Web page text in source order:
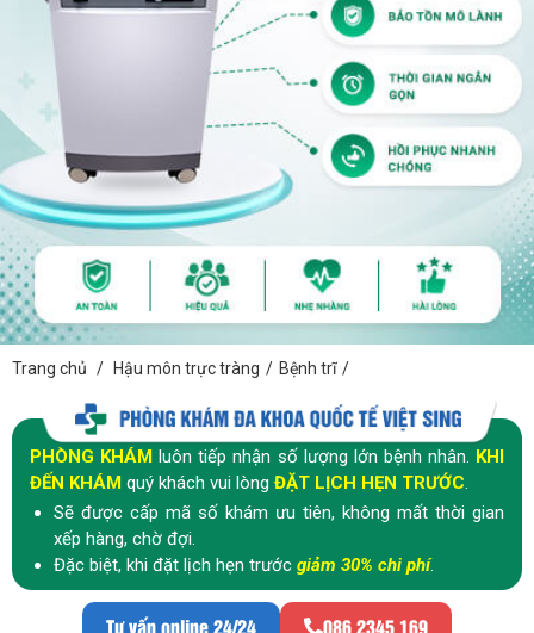
Trang chủ / Hậu môn trực tràng / Bệnh trĩ /
PHÒNG KHÁM luôn tiếp nhận số lượng lớn bệnh nhân. KHI
ĐẾN KHÁM quý khách vui lòng ĐẶT LỊCH HẸN TRƯỚC.
Sẽ được cấp mã số khám ưu tiên, không mất thời gian
xếp hàng, chờ đợi.
Đặc biệt, khi đặt lịch hẹn trước giảm 30% chi phí.
Tư vấn online 24/24 086 2345 169